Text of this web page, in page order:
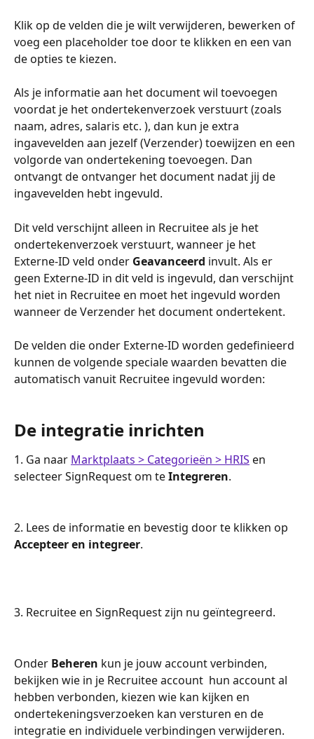
Klik op de velden die je wilt verwijderen, bewerken of
voeg een placeholder toe door te klikken en een van
de opties te kiezen.
Als je informatie aan het document wil toevoegen
voordat je het ondertekenverzoek verstuurt (zoals
naam, adres, salaris etc. ), dan kun je extra
ingavevelden aan jezelf (Verzender) toewijzen en een
volgorde van ondertekening toevoegen. Dan
ontvangt de ontvanger het document nadat jij de
ingavevelden hebt ingevuld.
Dit veld verschijnt alleen in Recruitee als je het
ondertekenverzoek verstuurt, wanneer je het
Externe-ID veld onder Geavanceerd invult. Als er
geen Externe-ID in dit veld is ingevuld, dan verschijnt
het niet in Recruitee en moet het ingevuld worden
wanneer de Verzender het document ondertekent.
De velden die onder Externe-ID worden gedefinieerd
kunnen de volgende speciale waarden bevatten die
automatisch vanuit Recruitee ingevuld worden:
De integratie inrichten
1. Ga naar Marktplaats > Categorieën > HRIS en
selecteer SignRequest om te Integreren.
2. Lees de informatie en bevestig door te klikken op
Accepteer en integreer.
3. Recruitee en SignRequest zijn nu geïntegreerd.
Onder Beheren kun je jouw account verbinden,
bekijken wie in je Recruitee account  hun account al
hebben verbonden, kiezen wie kan kijken en
ondertekeningsverzoeken kan versturen en de
integratie en individuele verbindingen verwijderen.